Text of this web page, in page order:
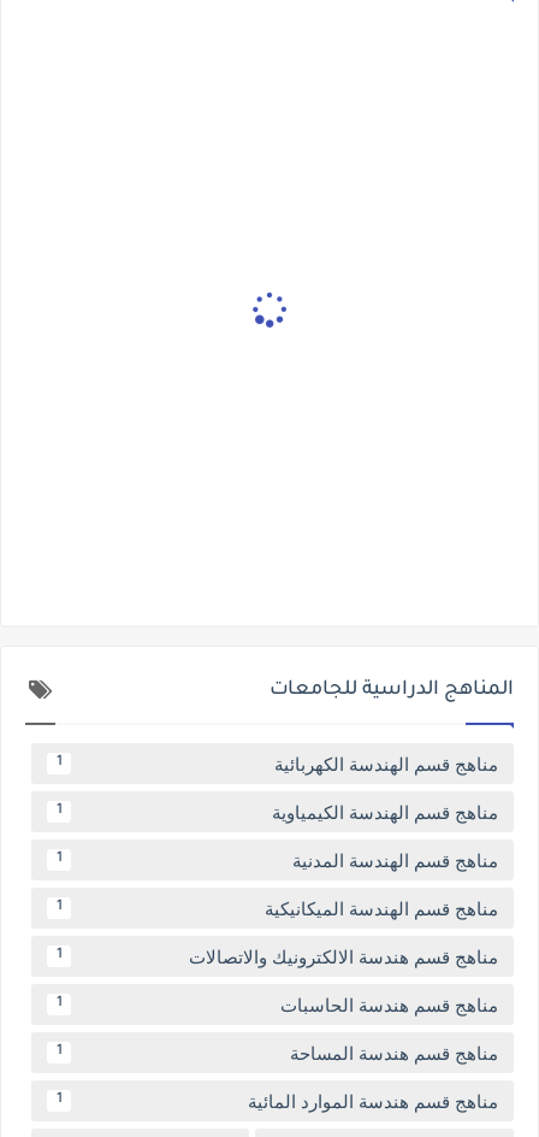
المناهج الدراسية للجامعات
مناهج قسم الهندسة الكهربائية 1
مناهج قسم الهندسة الكيمياوية 1
مناهج قسم الهندسة المدنية 1
مناهج قسم الهندسة الميكانيكية 1
مناهج قسم هندسة الالكترونيك والاتصالات 1
مناهج قسم هندسة الحاسبات 1
مناهج قسم هندسة المساحة 1
مناهج قسم هندسة الموارد المائية 1